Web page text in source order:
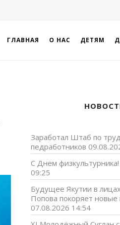
ГЛАВНАЯ О НАС ДЕТЯМ
Заработал Штаб по
педработников
С Днем физкультурника!
09:25
Будущее Якутии в
Попова покоряет
07.08.2026 14:54